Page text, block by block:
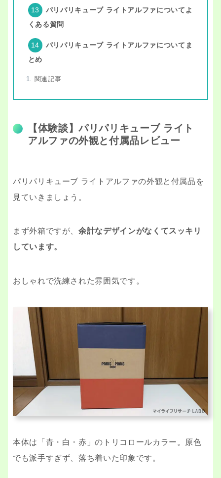
パリパリキューブ ライトアルファについてよ
くある質問
パリパリキューブ ライトアルファについてま
とめ
関連記事
【体験談】パリパリキューブ ライト
アルファの外観と付属品レビュー
パリパリキューブ ライトアルファの外観と付属品を
見ていきましょう。
まず外箱ですが、余計なデザインがなくてスッキリ
しています。
おしゃれで洗練された雰囲気です。
本体は「青・白・赤」のトリコロールカラー。原色
でも派手すぎず、落ち着いた印象です。